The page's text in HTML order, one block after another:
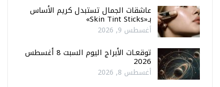
عاشقات الجمال تستبدل كريم الأساس
بـ«Skin Tint Sticks»
أغسطس 9, 2026
توقعـات الأبراج اليوم السبت 8 أغسطس
2026
أغسطس 8, 2026